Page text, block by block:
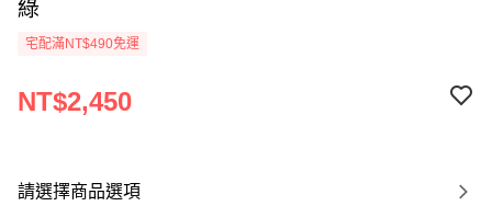
綠
宅配滿NT$490免運
NT$2,450
請選擇商品選項